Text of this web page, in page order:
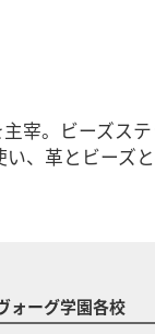
宰。ビーズス
、革とビーズ
ォーグ学園各校